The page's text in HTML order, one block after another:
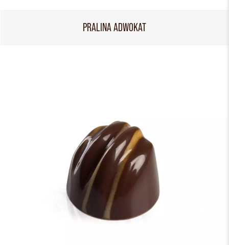
PRALINA ADWOKAT